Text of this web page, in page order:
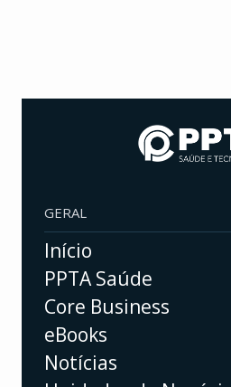
GERAL
Início
PPTA Saúde
Core Business
eBooks
Notícias